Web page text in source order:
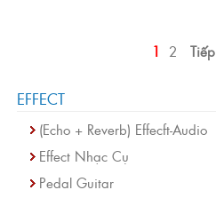
1 2 Tiếp
EFFECT
(Echo + Reverb) Effecft-Audio
Effect Nhạc Cụ
Pedal Guitar